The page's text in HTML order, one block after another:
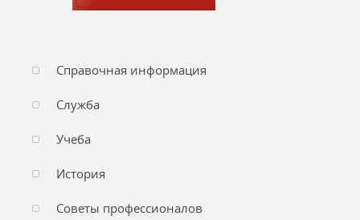
Справочная информация
Служба
Учеба
История
Советы профессионалов